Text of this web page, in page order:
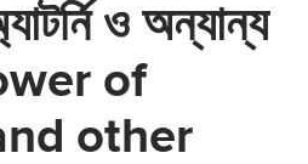
ও অন্যান্য
of
other